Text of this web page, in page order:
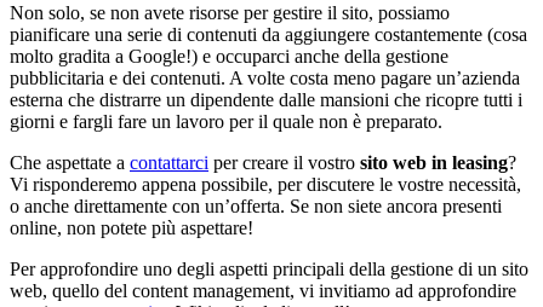
Non solo, se non avete risorse per gestire il sito, possiamo
pianificare una serie di contenuti da aggiungere costantemente (cosa
molto gradita a Google!) e occuparci anche della gestione
pubblicitaria e dei contenuti. A volte costa meno pagare un’azienda
esterna che distrarre un dipendente dalle mansioni che ricopre tutti i
giorni e fargli fare un lavoro per il quale non è preparato.
Che aspettate a contattarci per creare il vostro sito web in leasing?
Vi risponderemo appena possibile, per discutere le vostre necessità,
o anche direttamente con un’offerta. Se non siete ancora presenti
online, non potete più aspettare!
Per approfondire uno degli aspetti principali della gestione di un sito
web, quello del content management, vi invitiamo ad approfondire